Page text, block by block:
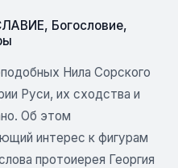
, Богословие,
Нила Сорского
Руси, их сходства и
Об этом
интерес к фигурам
протоиерея Георгия